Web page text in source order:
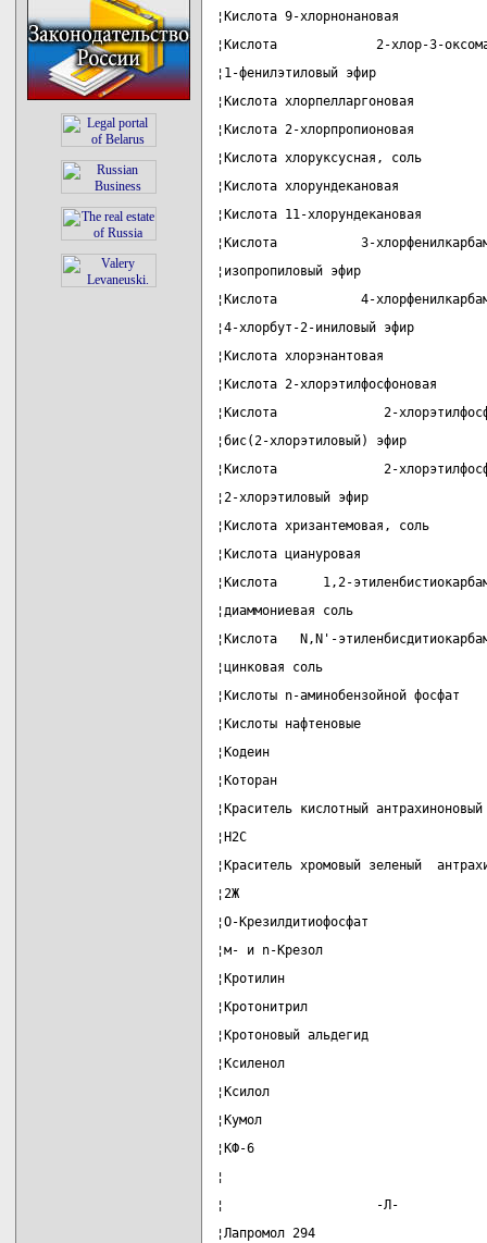
¦Кислота 9-хлорнонановая
¦Кислота             2-хлор-3-
¦1-фенилэтиловый эфир
¦Кислота хлорпелларгоновая
¦Кислота 2-хлорпропионовая
¦Кислота хлоруксусная, соль
¦Кислота хлорундекановая
¦Кислота 11-
¦Кислота           3-
¦изопропиловый эфир
¦Кислота           4-
¦4-хлорбут-2-иниловый эфир
¦Кислота хлорэнантовая
¦Кислота 2-
¦Кислота              2-
¦бис(2-хлорэтиловый) эфир
¦Кислота              2-
¦2-хлорэтиловый эфир
¦Кислота хризантемовая,
¦Кислота циануровая
¦Кислота      1,2-
¦диаммониевая соль
¦Кислота   N,N'-
¦цинковая соль
¦Кислоты n-аминобензойной
¦Кислоты нафтеновые
¦Кодеин
¦Которан
¦Краситель кислотный
¦Н2С
¦Краситель хромовый зеленый
¦2Ж
¦О-Крезилдитиофосфат
¦м- и n-Крезол
¦Кротилин
¦Кротонитрил
¦Кротоновый альдегид
¦Ксиленол
¦Ксилол
¦Кумол
¦КФ-6
¦
¦                    -Л-
¦Лапромол 294